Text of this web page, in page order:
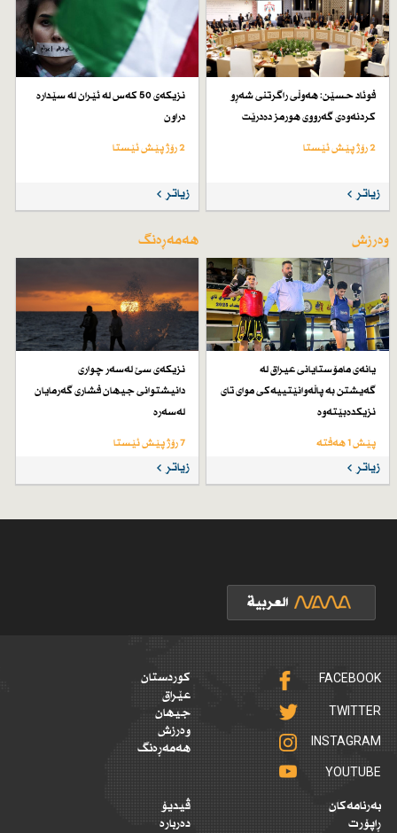
فوئاد حسێن: هەوڵی راگرتنی شەڕو
كردنەوەی گەرووی هورمز دەدرێت
2 رۆژ پێش ئێستا
زیاتر
نزیكەی 50 كەس لە ئێران لە سێدارە
دراون
2 رۆژ پێش ئێستا
زیاتر
وەرزش
یانەی مامۆستایانی عیراق لە
گەیشتن بە پاڵەوانێتییەكی موای تای
نزیكدەبێتەوە
پێش 1 هەفتە
زیاتر
هەمەڕەنگ
نزیكەی سێ لەسەر چواری
دانیشتوانی جیهان فشاری گەرمایان
لەسەرە
7 رۆژ پێش ئێستا
زیاتر
FACEBOOK
TWITTER
INSTAGRAM
YOUTUBE
کوردستان
عێراق
جیهان
وەرزش
هەمەڕەنگ
بەرنامەکان
ڕاپۆرت
ڤیدیۆ
دەربارە